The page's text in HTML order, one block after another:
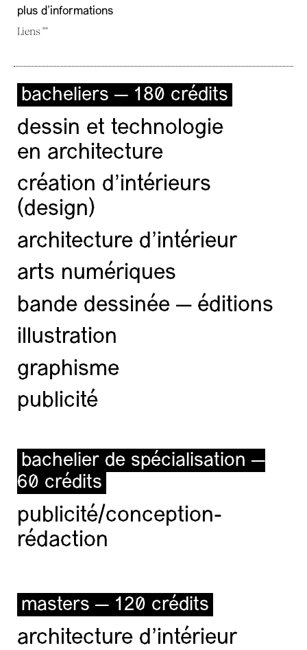
plus d'informations
Liens ""
bacheliers — 180 crédits
dessin et technologie
en architecture
création d'intérieurs
(design)
architecture d’intérieur
arts numériques
bande dessinée — éditions
illustration
graphisme
publicité
bachelier de spécialisation —
60 crédits
publicité/conception-
rédaction
masters — 120 crédits
architecture d’intérieur